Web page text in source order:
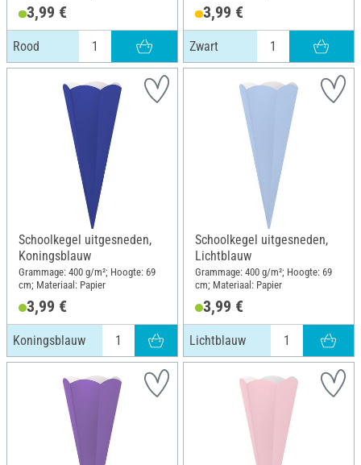
3,99 €
Rood
3,99 €
Zwart
Schoolkegel uitgesneden,
Koningsblauw
Grammage: 400 g/m²; Hoogte: 69
cm; Materiaal: Papier
3,99 €
Koningsblauw
Schoolkegel uitgesneden,
Lichtblauw
Grammage: 400 g/m²; Hoogte: 69
cm; Materiaal: Papier
3,99 €
Lichtblauw